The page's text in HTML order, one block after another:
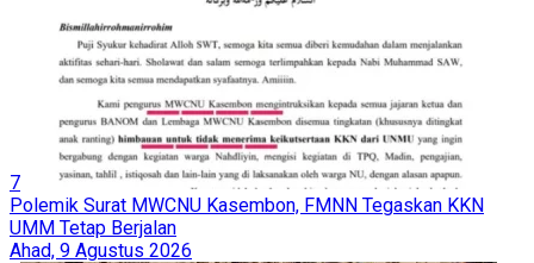
7
Polemik Surat MWCNU Kasembon, FMNN Tegaskan KKN
UMM Tetap Berjalan
Ahad, 9 Agustus 2026